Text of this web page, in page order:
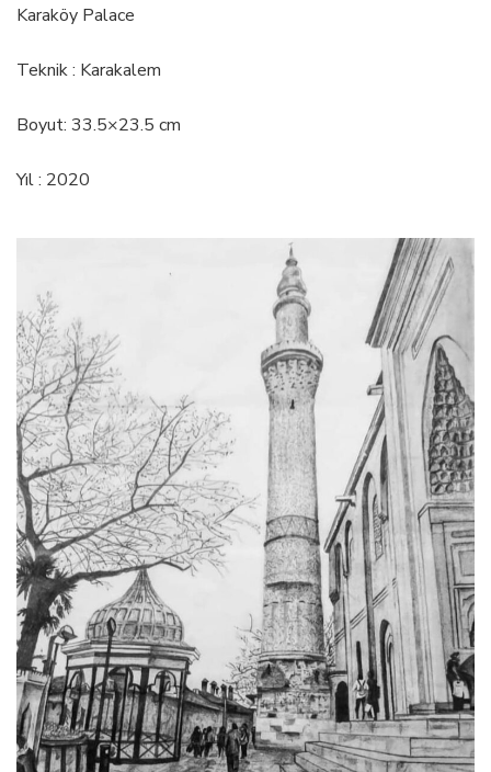
Karaköy Palace
Teknik : Karakalem
Boyut: 33.5×23.5 cm
Yıl : 2020